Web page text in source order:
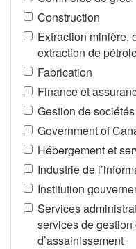
Construction
Extraction minière,
extraction de
Fabrication
Finance et
Gestion de
Government of
Hébergement et
Industrie de
Institution
Services
services de
d’assainissement